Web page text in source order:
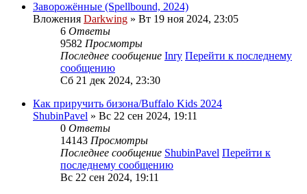
Заворожённые (Spellbound, 2024)
Вложения Darkwing » Вт 19 ноя 2024, 23:05
6 Ответы
9582 Просмотры
Последнее сообщение Inry Перейти к последнему
сообщению
Сб 21 дек 2024, 23:30
Как приручить бизона/Buffalo Kids 2024
ShubinPavel » Вс 22 сен 2024, 19:11
0 Ответы
14143 Просмотры
Последнее сообщение ShubinPavel Перейти к
последнему сообщению
Вс 22 сен 2024, 19:11